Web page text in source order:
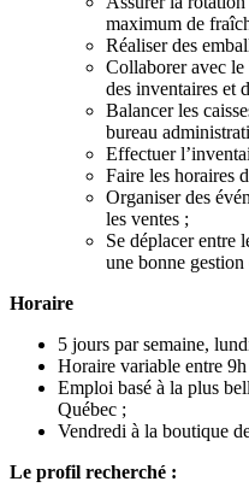
maximum de
Réaliser des
Collaborer avec
des inventaires et
Balancer les
bureau
Effectuer
Faire les horaires
Organiser des
les ventes ;
Se déplacer entre
une bonne
Horaire
5 jours par semaine,
Horaire variable entre
Emploi basé à la plus
Québec ;
Vendredi à la boutique
Le profil recherché :